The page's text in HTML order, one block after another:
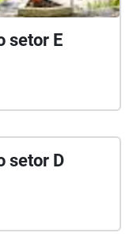
setor E
setor D